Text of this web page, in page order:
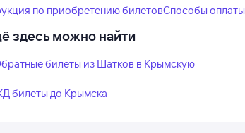
по приобретению билетовСпособы оплаты
здесь можно найти
билеты из Шатков в Крымскую
билеты до Крымска